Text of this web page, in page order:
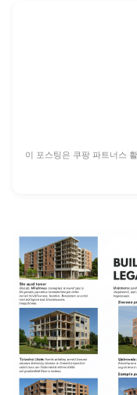
에 협력해서 형성한 재
할 대상일까 법원에서
보증금은 임대차 계약
치가 있는 권리이기 때
기서 많은 분들이 오해
명의자가 누구냐 하는 ...
이 포스팅은 쿠팡 파트너스